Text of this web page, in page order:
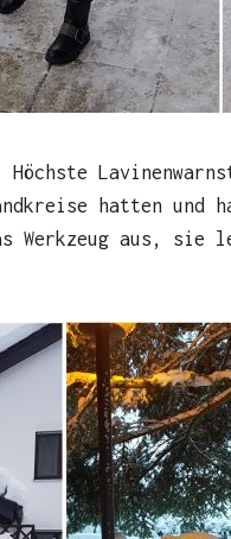
Höchste
hatten und
Werkzeug aus,